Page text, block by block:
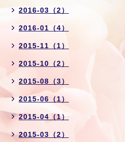
2016-03（2）
2016-01（4）
2015-11（1）
2015-10（2）
2015-08（3）
2015-06（1）
2015-04（1）
2015-03（2）